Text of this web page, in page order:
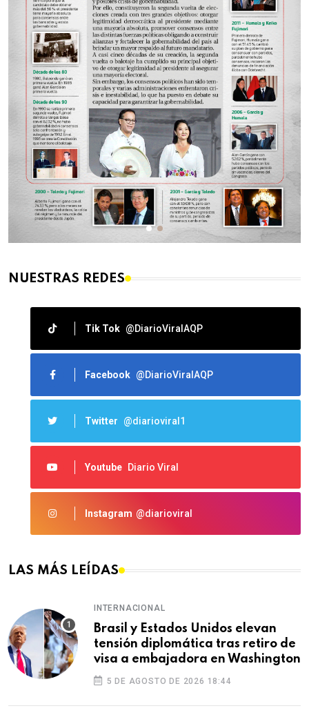
NUESTRAS REDES
Tik Tok @DiarioViralAQP
Facebook @DiarioViralAQP
Twitter @diarioviral1
Youtube Diario Viral
Instagram @diarioviral
LAS MÁS LEÍDAS
INTERNACIONAL
Brasil y Estados Unidos elevan
tensión diplomática tras retiro de
visa a embajadora en Washington
5 DE AGOSTO DE 2026 18:44